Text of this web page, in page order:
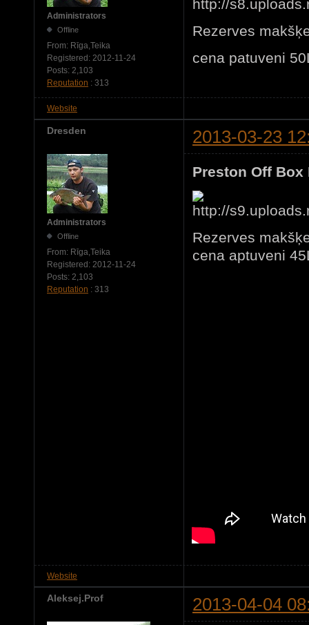
Administrators
Offline
From: Rīga,Teika
Registered: 2012-11-24
Posts: 2,103
Reputation : 313
Rezerves
cena patuveni
Website
Dresden 2013-03-23
Administrators
Offline
From: Rīga,Teika
Registered: 2012-11-24
Posts: 2,103
Reputation : 313
Preston Off Box
Rezerves
cena aptuveni
Website
Aleksej.Prof 2013-04-04